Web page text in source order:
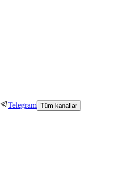
Telegram Tüm kanallar